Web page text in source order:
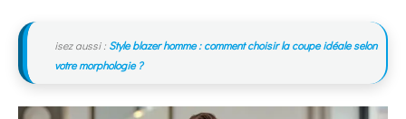
isez aussi : Style blazer homme : comment choisir la coupe idéale selon
votre morphologie ?